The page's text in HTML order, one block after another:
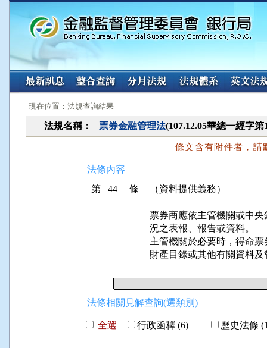
:::
現在位置：法規查詢結果
法規名稱： 票券金融管理法(107.12.05華總一經字
條文含有附件者，請
法條內容
第 44 條
（資料提供義務）
票券商應依主管機關或中
況之表報、報告或資料。
主管機關於必要時，得命
財產目錄或其他有關資料及
法條相關見解查詢(選類別)
全選 行政函釋 (6) 歷史法條